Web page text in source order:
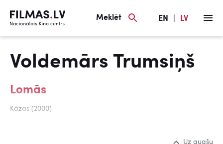
Meklēt EN LV
Voldemārs Trumsiņš
Lomās
Kāzas (2000)
Uz augšu